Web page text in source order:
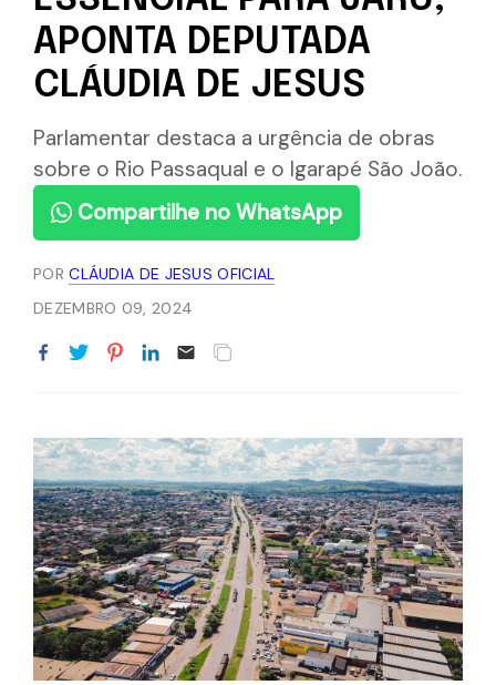
APONTA DEPUTADA
CLÁUDIA DE JESUS
Parlamentar destaca a urgência de obras
sobre o Rio Passaqual e o Igarapé São João.
Compartilhe no WhatsApp
PORCLÁUDIA DE JESUS OFICIAL
DEZEMBRO 09, 2024